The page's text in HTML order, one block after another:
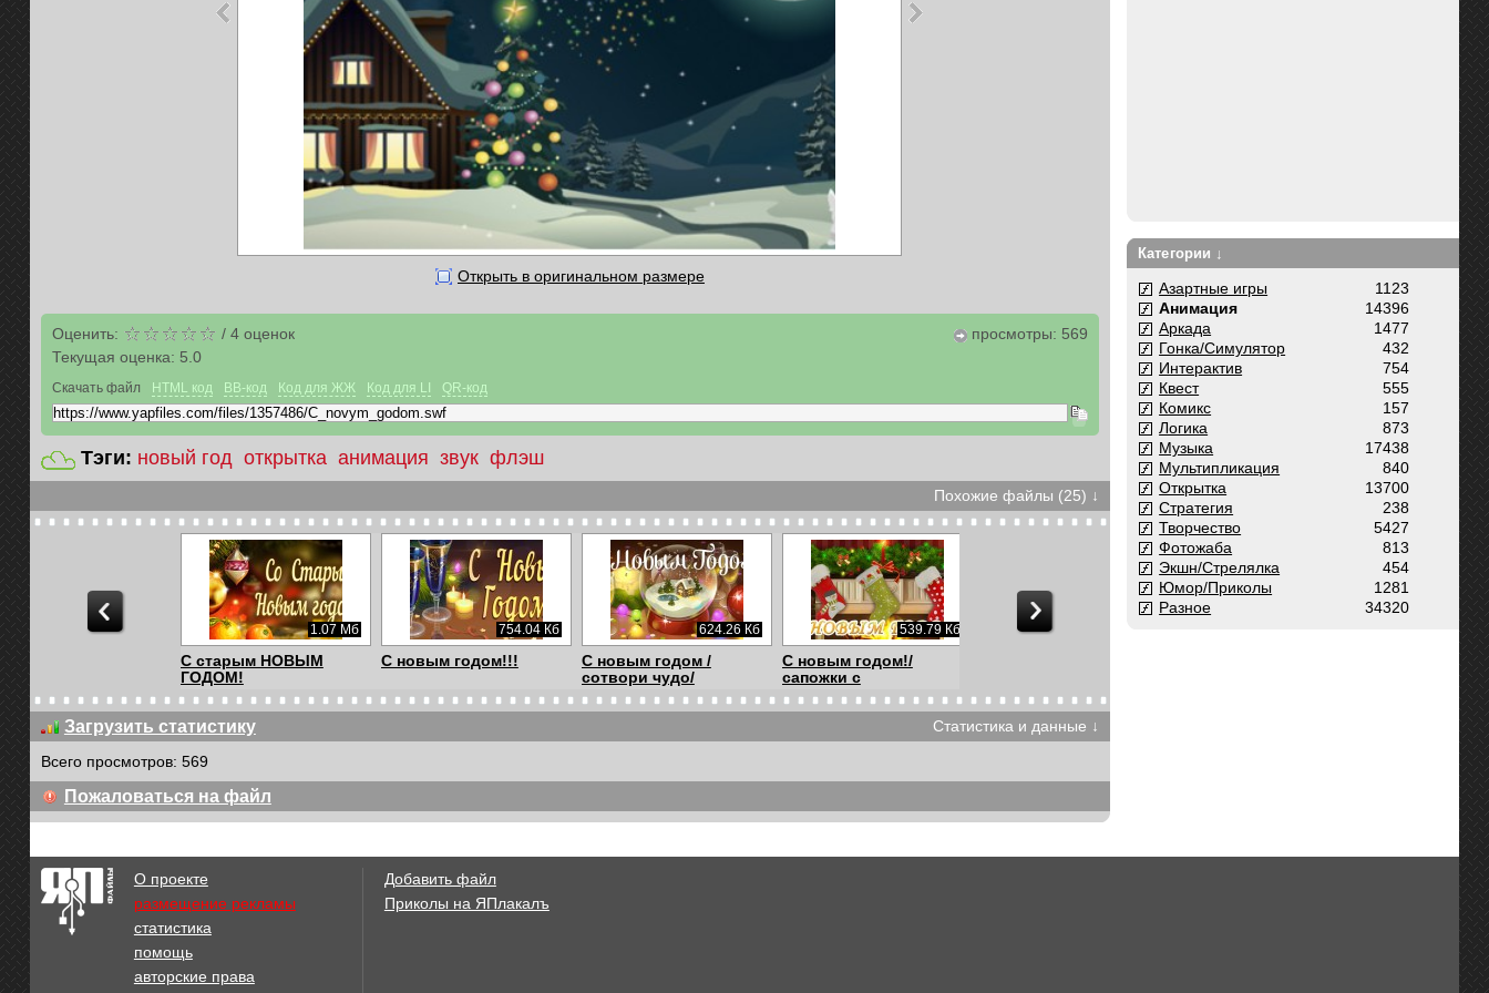
Открыть в оригинальном размере
Оценить: / 4оценок
Текущая оценка: 5.0
просмотры: 569
Скачать файл HTML код BB-код Код для ЖЖ Код для LI QR-код
Тэги: новый год открытка анимация звук флэш
Похожие файлы (25) ↓
1.07 Мб
С старым НОВЫМ
ГОДОМ!
754.04 Кб
С новым годом!!!
624.26 Кб
С новым годом /
сотвори чудо/
539.79 Кб
С новым годом!/
сапожки с
пожеланиям...
902.79 Кб
С Новым Годом!
753.5 Кб
C новым 2016 годом!
966.54 Кб
C новым годом! /зажги
1001.69 Кб
С наступающим!
Победа!
Загрузить статистику
Статистика и данные ↓
Всего просмотров: 569
Пожаловаться на файл
Категории ↓
1123
Азартные игры
14396
Анимация
1477
Аркада
432
Гонка/Симулятор
754
Интерактив
555
Квест
157
Комикс
873
Логика
17438
Музыка
840
Мультипликация
13700
Открытка
238
Стратегия
5427
Творчество
813
Фотожаба
454
Экшн/Стрелялка
1281
Юмор/Приколы
34320
Разное
О проекте
размещение рекламы
статистика
помощь
авторские права
Добавить файл
Приколы на ЯПлакалъ